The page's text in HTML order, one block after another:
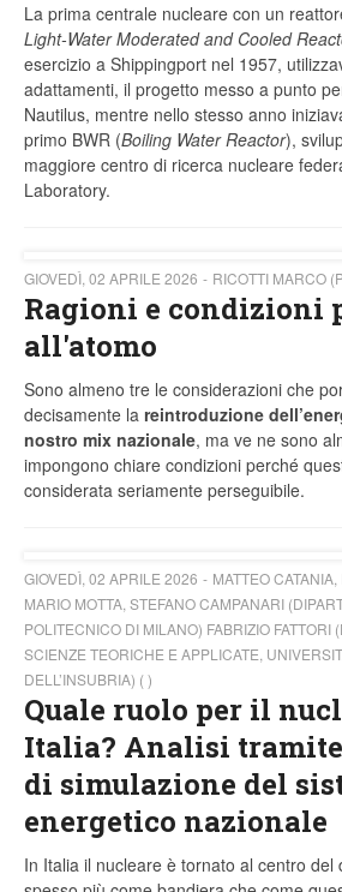
La prima centrale nucleare con un
Light-Water Moderated and Cooled
esercizio a Shippingport nel 1957,
adattamenti, il progetto messo a punto
Nautilus, mentre nello stesso anno
primo BWR (Boiling Water Reactor),
maggiore centro di ricerca nucleare
Laboratory.
GIOVEDÌ, 02 APRILE 2026 RICOTTI MARCO
Ragioni e condizioni
all'atomo
Sono almeno tre le considerazioni che
decisamente la reintroduzione
nostro mix nazionale, ma ve ne sono
impongono chiare condizioni perché
considerata seriamente perseguibile.
GIOVEDÌ, 02 APRILE 2026
MATTEO
MARIO MOTTA, STEFANO CAMPANARI
POLITECNICO DI MILANO) FABRIZIO FATTORI
SCIENZE TEORICHE E APPLICATE,
DELL’INSUBRIA) ( )
Quale ruolo per il
Italia? Analisi
di simulazione del
energetico nazionale
In Italia il nucleare è tornato al centro del